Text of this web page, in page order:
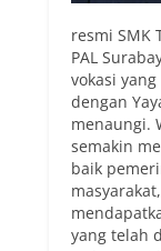
resmi SMK
PAL
vokasi
dengan
menaungi.
semakin
baik
yang telah